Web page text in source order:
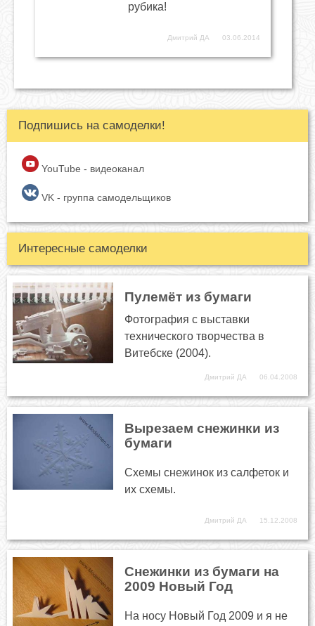
рубика!
Дмитрий ДА 03.06.2014
Подпишись на самоделки!
YouTube - видеоканал
VK - группа самодельщиков
Интересные самоделки
Пулемёт из бумаги
Фотография с выставки
технического творчества в
Витебске (2004).
Дмитрий ДА 06.04.2008
Вырезаем снежинки из
бумаги
Схемы снежинок из салфеток и
их схемы.
Дмитрий ДА 15.12.2008
Снежинки из бумаги на
2009 Новый Год
На носу Новый Год 2009 и я не